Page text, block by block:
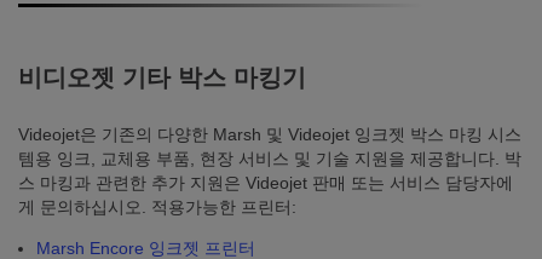
비디오젯 기타 박스 마킹기
Videojet은 기존의 다양한 Marsh 및 Videojet 잉크젯 박스 마킹 시스
템용 잉크, 교체용 부품, 현장 서비스 및 기술 지원을 제공합니다. 박
스 마킹과 관련한 추가 지원은 Videojet 판매 또는 서비스 담당자에
게 문의하십시오. 적용가능한 프린터:
Marsh Encore 잉크젯 프린터